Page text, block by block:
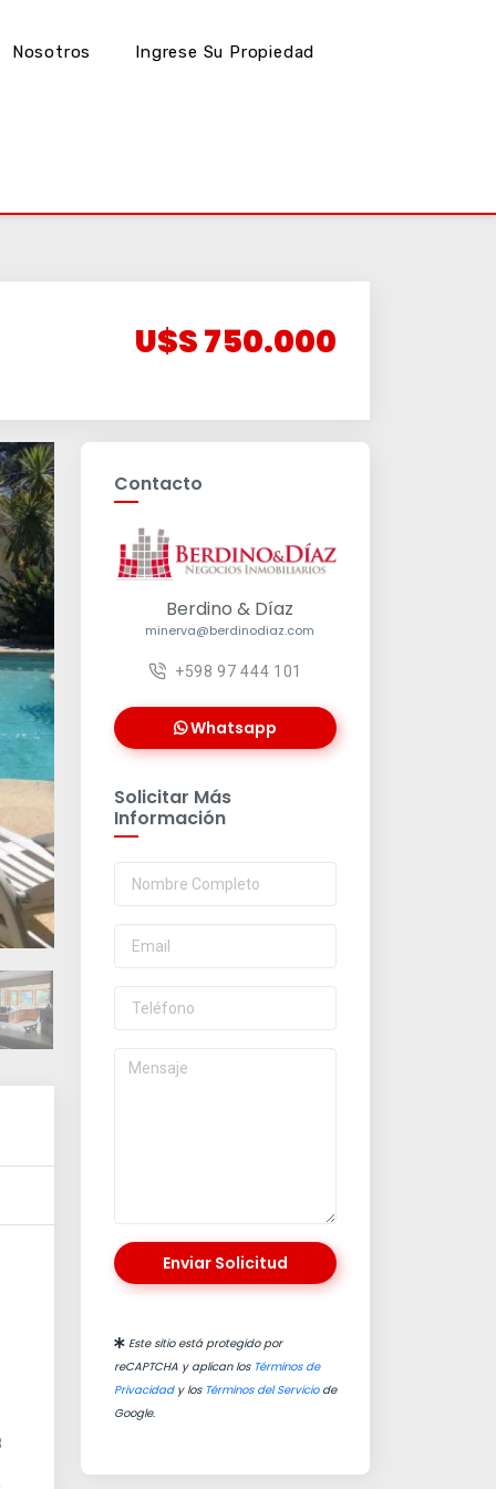
Nosotros Ingrese Su Propiedad
U$S 750.000
Contacto
Berdino & Díaz
minerva@berdinodiaz.com
+598 97 444 101
Whatsapp
Solicitar Más
Información
Enviar Solicitud
Este sitio está protegido por
reCAPTCHA y aplican los Términos de
Privacidady los Términos del Serviciode
Google.